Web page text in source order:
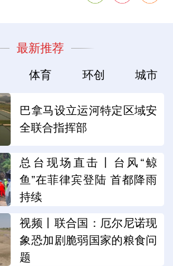
最新推荐
体育 环创 城市
巴拿马设立运河特定区域安
全联合指挥部
总台现场直击丨台风“鲸
鱼”在菲律宾登陆 首都降雨
持续
视频丨联合国：厄尔尼诺现
象恐加剧脆弱国家的粮食问
题